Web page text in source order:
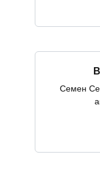
Семен